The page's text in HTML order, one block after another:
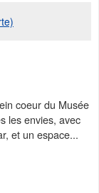
coeur du Musée
les envies, avec
et un espace...